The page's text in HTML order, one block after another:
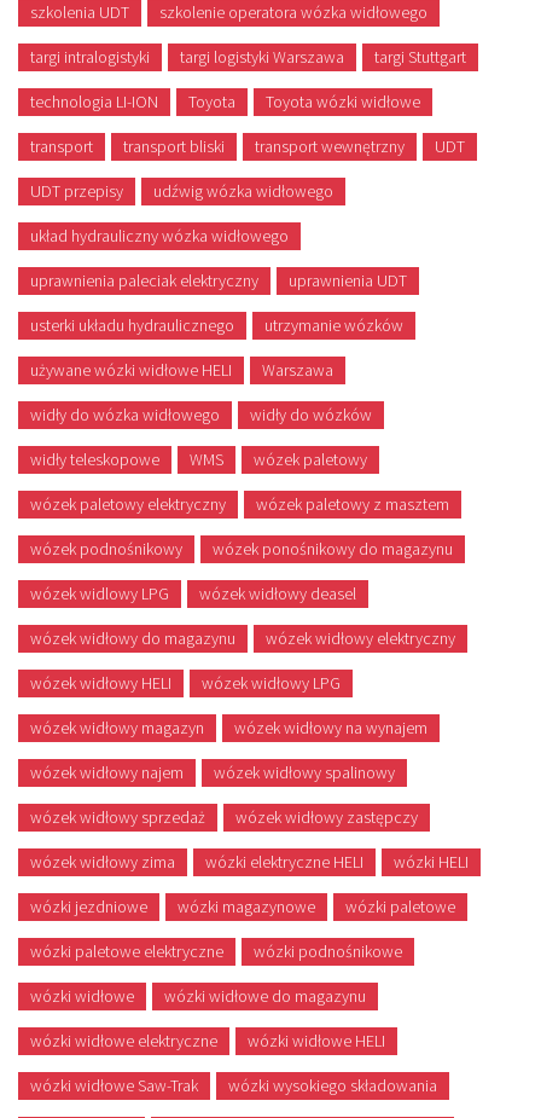
szkolenia UDT szkolenie operatora wózka widłowego
targi intralogistyki targi logistyki Warszawa targi Stuttgart
technologia LI-ION Toyota Toyota wózki widłowe
transport transport bliski transport wewnętrzny UDT
UDT przepisy udźwig wózka widłowego
układ hydrauliczny wózka widłowego
uprawnienia paleciak elektryczny uprawnienia UDT
usterki układu hydraulicznego utrzymanie wózków
używane wózki widłowe HELI Warszawa
widły do wózka widłowego widły do wózków
widły teleskopowe WMS wózek paletowy
wózek paletowy elektryczny wózek paletowy z masztem
wózek podnośnikowy wózek ponośnikowy do magazynu
wózek widlowy LPG wózek widłowy deasel
wózek widłowy do magazynu wózek widłowy elektryczny
wózek widłowy HELI wózek widłowy LPG
wózek widłowy magazyn wózek widłowy na wynajem
wózek widłowy najem wózek widłowy spalinowy
wózek widłowy sprzedaż wózek widłowy zastępczy
wózek widłowy zima wózki elektryczne HELI wózki HELI
wózki jezdniowe wózki magazynowe wózki paletowe
wózki paletowe elektryczne wózki podnośnikowe
wózki widłowe wózki widłowe do magazynu
wózki widłowe elektryczne wózki widłowe HELI
wózki widłowe Saw-Trak wózki wysokiego składowania